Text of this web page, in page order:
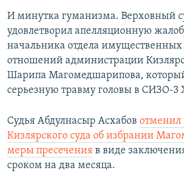
И минутка гуманизма. Верховный
удовлетворил апелляционную
начальника отдела
отношений администрации
Шарипа Магомедшарипова,
серьезную травму головы в СИЗО-3
Судья Абдулнасыр Асхабов
Кизлярского суда об избрании
меры пресечения в виде
сроком на два месяца.